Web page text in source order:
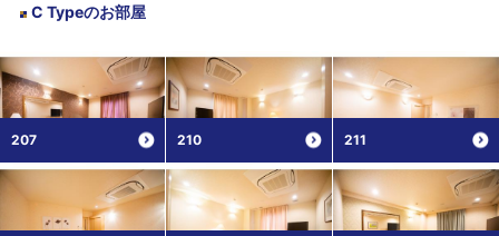
C Typeのお部屋
207 210 211